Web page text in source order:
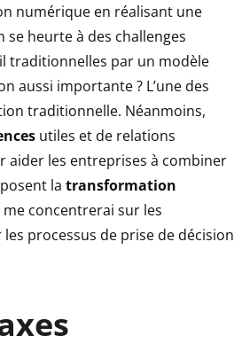
numérique en réalisant une
heurte à des challenges
traditionnelles par un modèle
aussi importante ? L’une des
traditionnelle. Néanmoins,
utiles et de relations
aider les entreprises à combiner
la transformation
me concentrerai sur les
processus de prise de décision